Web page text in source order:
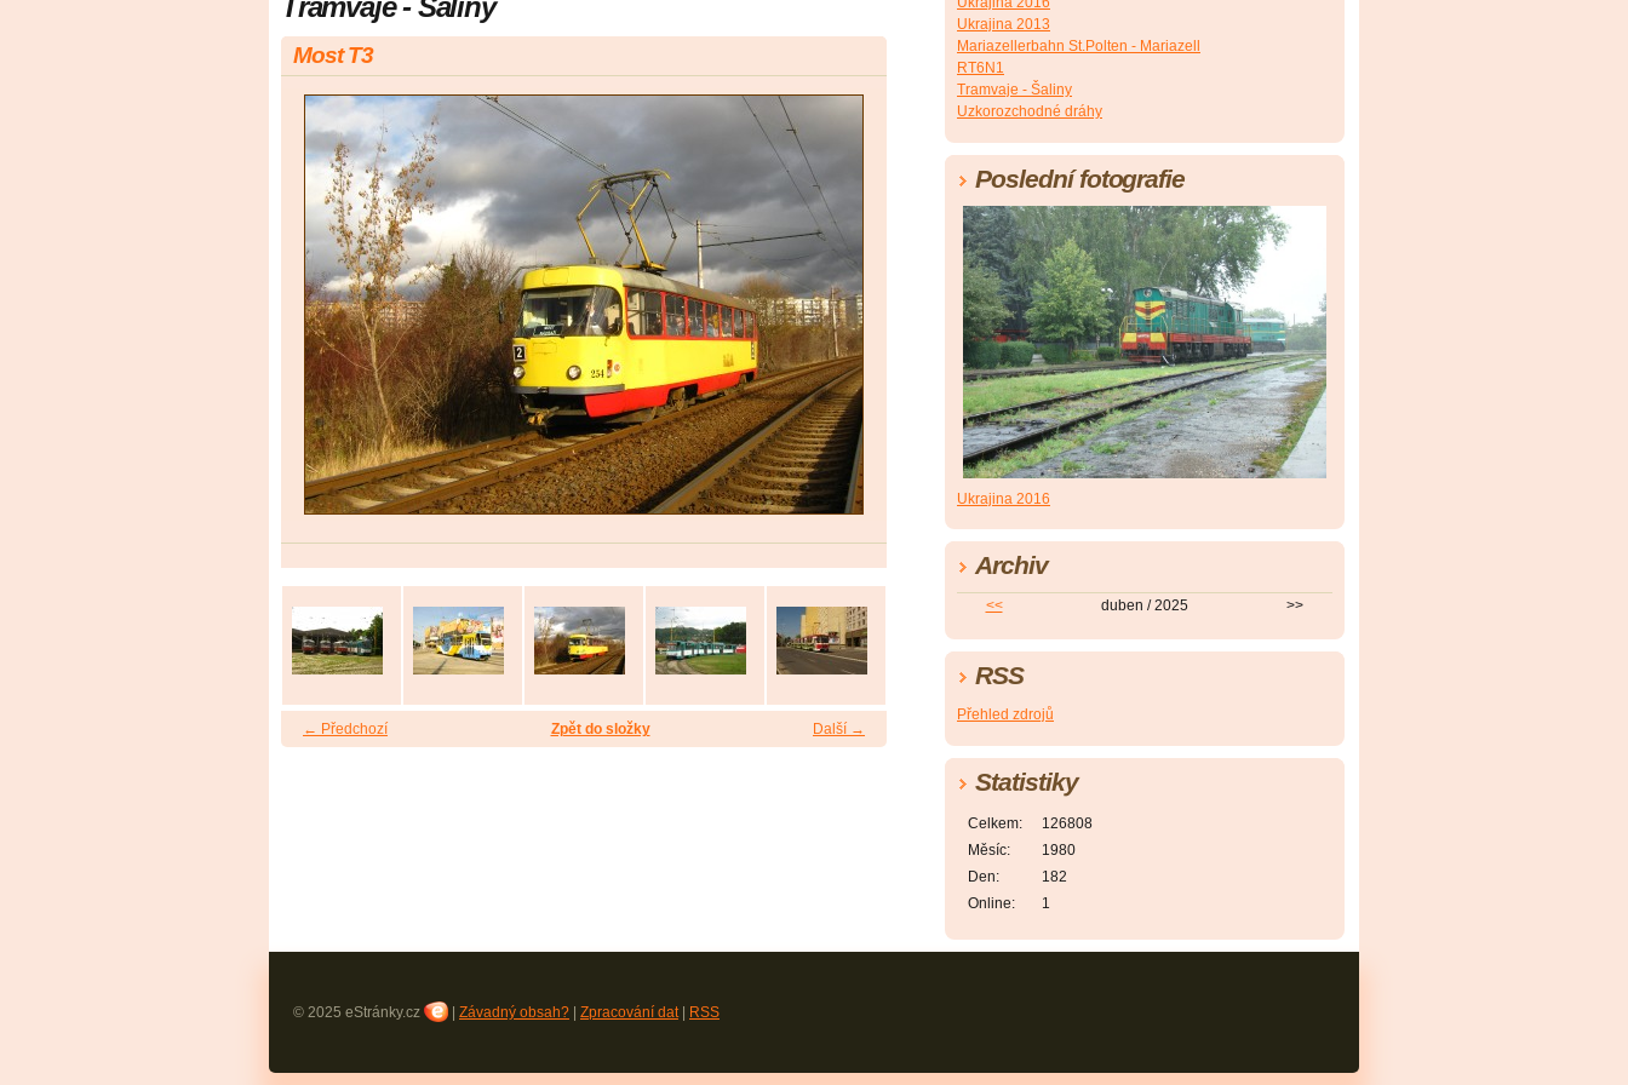
Tramvaje - Šaliny
Most T3
← Předchozí Další →
Zpět do složky
Ukrajina 2013
Mariazellerbahn St.Polten - Mariazell
RT6N1
Tramvaje - Šaliny
Uzkorozchodné dráhy
Poslední fotografie
Ukrajina 2016
Archiv
<< duben / 2025 >>
RSS
Přehled zdrojů
Statistiky
Online: 1
Celkem:
126808
Měsíc:
1980
Den:
182
© 2025 eStránky.cz Závadný obsah? Zpracování dat| RSS